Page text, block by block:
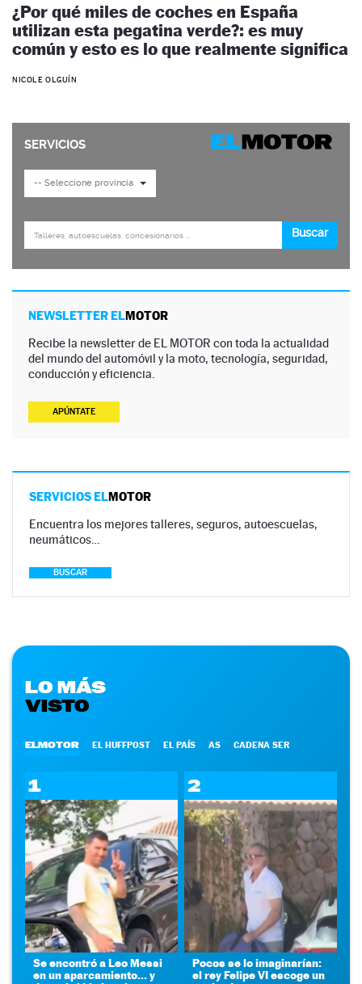
¿Por qué miles de coches en España
utilizan esta pegatina verde?: es muy
común y esto es lo que realmente significa
NICOLE OLGUÍN
NEWSLETTER ELMOTOR
Recibe la newsletter de EL MOTOR con toda la actualidad
del mundo del automóvil y la moto, tecnología, seguridad,
conducción y eficiencia.
APÚNTATE
SERVICIOS ELMOTOR
Encuentra los mejores talleres, seguros, autoescuelas,
neumáticos…
BUSCAR
LO MÁS
VISTO
ELMOTOR EL HUFFPOST EL PAÍS AS CADENA SER
1
Se encontró a Leo Messi
en un aparcamiento... y
2
Pocos se lo imaginarían:
el rey Felipe VI escoge un